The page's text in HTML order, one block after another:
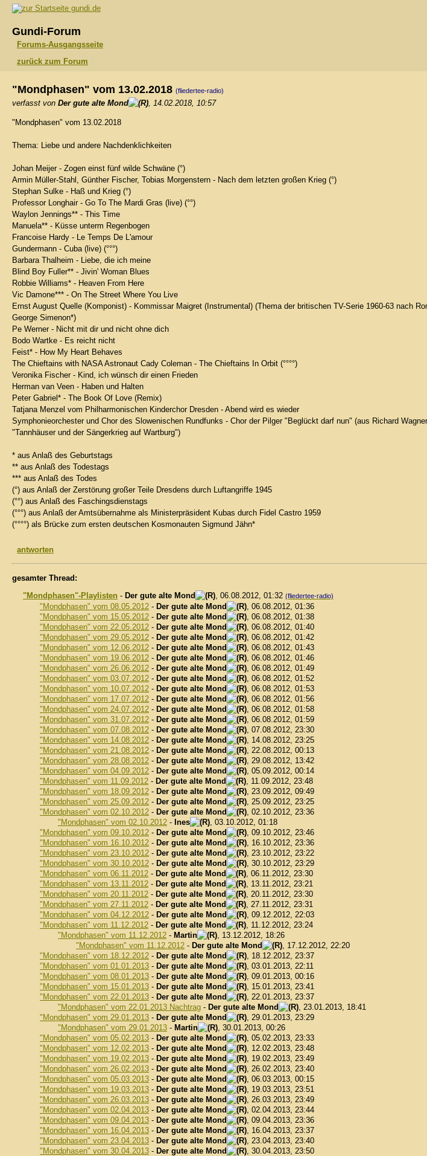
gundi.de
Gundi-Forum
Forums-Ausgangsseite
zurück zum Forum
"Mondphasen" vom 13.02.2018 (fliedertee-radio)
verfasst von Der gute alte Mond , 14.02.2018, 10:57
"Mondphasen" vom 13.02.2018
Thema: Liebe und andere Nachdenklichkeiten
Johan Meijer - Zogen einst fünf wilde Schwäne (°)
Armin Müller-Stahl, Günther Fischer, Tobias Morgenstern - Nach dem letzten großen Krieg (°)
Stephan Sulke - Haß und Krieg (°)
Professor Longhair - Go To The Mardi Gras (live) (°°)
Waylon Jennings** - This Time
Manuela** - Küsse unterm Regenbogen
Francoise Hardy - Le Temps De L'amour
Gundermann - Cuba (live) (°°°)
Barbara Thalheim - Liebe, die ich meine
Blind Boy Fuller** - Jivin' Woman Blues
Robbie Williams* - Heaven From Here
Vic Damone*** - On The Street Where You Live
Ernst August Quelle (Komponist) - Kommissar Maigret (Instrumental) (Thema der britischen TV-Serie 1960-63 nach
George Simenon*)
Pe Werner - Nicht mit dir und nicht ohne dich
Bodo Wartke - Es reicht nicht
Feist* - How My Heart Behaves
The Chieftains with NASA Astronaut Cady Coleman - The Chieftains In Orbit (°°°°)
Veronika Fischer - Kind, ich wünsch dir einen Frieden
Herman van Veen - Haben und Halten
Peter Gabriel* - The Book Of Love (Remix)
Tatjana Menzel vom Philharmonischen Kinderchor Dresden - Abend wird es wieder
Symphonieorchester und Chor des Slowenischen Rundfunks - Chor der Pilger "Beglückt darf nun" (aus Richard
"Tannhäuser und der Sängerkrieg auf Wartburg")
* aus Anlaß des Geburtstags
** aus Anlaß des Todestags
*** aus Anlaß des Todes
(°) aus Anlaß der Zerstörung großer Teile Dresdens durch Luftangriffe 1945
(°°) aus Anlaß des Faschingsdienstags
(°°°) aus Anlaß der Amtsübernahme als Ministerpräsident Kubas durch Fidel Castro 1959
(°°°°) als Brücke zum ersten deutschen Kosmonauten Sigmund Jähn*
antworten
gesamter Thread:
"Mondphasen"-Playlisten - Der gute alte Mond , 06.08.2012, 01:32 (fliedertee-radio)
"Mondphasen" vom 08.05.2012 - Der gute alte Mond
, 06.08.2012, 01:36
"Mondphasen" vom 15.05.2012 - Der gute alte Mond
, 06.08.2012, 01:38
"Mondphasen" vom 22.05.2012 - Der gute alte Mond
, 06.08.2012, 01:40
"Mondphasen" vom 29.05.2012 - Der gute alte Mond
, 06.08.2012, 01:42
"Mondphasen" vom 12.06.2012 - Der gute alte Mond
, 06.08.2012, 01:43
"Mondphasen" vom 19.06.2012 - Der gute alte Mond
, 06.08.2012, 01:46
"Mondphasen" vom 26.06.2012 - Der gute alte Mond
, 06.08.2012, 01:49
"Mondphasen" vom 03.07.2012 - Der gute alte Mond
, 06.08.2012, 01:52
"Mondphasen" vom 10.07.2012 - Der gute alte Mond
, 06.08.2012, 01:53
"Mondphasen" vom 17.07.2012 - Der gute alte Mond
, 06.08.2012, 01:56
"Mondphasen" vom 24.07.2012 - Der gute alte Mond
, 06.08.2012, 01:58
"Mondphasen" vom 31.07.2012 - Der gute alte Mond
, 06.08.2012, 01:59
"Mondphasen" vom 07.08.2012 - Der gute alte Mond
, 07.08.2012, 23:30
"Mondphasen" vom 14.08.2012 - Der gute alte Mond
, 14.08.2012, 23:25
"Mondphasen" vom 21.08.2012 - Der gute alte Mond
, 22.08.2012, 00:13
"Mondphasen" vom 28.08.2012 - Der gute alte Mond
, 29.08.2012, 13:42
"Mondphasen" vom 04.09.2012 - Der gute alte Mond
, 05.09.2012, 00:14
"Mondphasen" vom 11.09.2012 - Der gute alte Mond
, 11.09.2012, 23:48
"Mondphasen" vom 18.09.2012 - Der gute alte Mond
, 23.09.2012, 09:49
"Mondphasen" vom 25.09.2012 - Der gute alte Mond
, 25.09.2012, 23:25
"Mondphasen" vom 02.10.2012 - Der gute alte Mond
, 02.10.2012, 23:36
"Mondphasen" vom 02.10.2012 - Ines
, 03.10.2012, 01:18
"Mondphasen" vom 09.10.2012 - Der gute alte Mond
, 09.10.2012, 23:46
"Mondphasen" vom 16.10.2012 - Der gute alte Mond
, 16.10.2012, 23:36
"Mondphasen" vom 23.10.2012 - Der gute alte Mond
, 23.10.2012, 23:22
"Mondphasen" vom 30.10.2012 - Der gute alte Mond
, 30.10.2012, 23:29
"Mondphasen" vom 06.11.2012 - Der gute alte Mond
, 06.11.2012, 23:30
"Mondphasen" vom 13.11.2012 - Der gute alte Mond
, 13.11.2012, 23:21
"Mondphasen" vom 20.11.2012 - Der gute alte Mond
, 20.11.2012, 23:30
"Mondphasen" vom 27.11.2012 - Der gute alte Mond
, 27.11.2012, 23:31
"Mondphasen" vom 04.12.2012 - Der gute alte Mond
, 09.12.2012, 22:03
"Mondphasen" vom 11.12.2012 - Der gute alte Mond
, 11.12.2012, 23:24
"Mondphasen" vom 11.12.2012 - Martin
, 13.12.2012, 18:26
"Mondphasen" vom 11.12.2012 - Der gute alte Mond
, 17.12.2012, 22:20
"Mondphasen" vom 18.12.2012 - Der gute alte Mond
, 18.12.2012, 23:37
"Mondphasen" vom 01.01.2013 - Der gute alte Mond
, 03.01.2013, 22:11
"Mondphasen" vom 08.01.2013 - Der gute alte Mond
, 09.01.2013, 00:16
"Mondphasen" vom 15.01.2013 - Der gute alte Mond
, 15.01.2013, 23:41
"Mondphasen" vom 22.01.2013 - Der gute alte Mond
, 22.01.2013, 23:37
"Mondphasen" vom 22.01.2013 Nachtrag - Der gute alte Mond
, 23.01.2013, 18:41
"Mondphasen" vom 29.01.2013 - Der gute alte Mond
, 29.01.2013, 23:29
"Mondphasen" vom 29.01.2013 - Martin
, 30.01.2013, 00:26
"Mondphasen" vom 05.02.2013 - Der gute alte Mond
, 05.02.2013, 23:33
"Mondphasen" vom 12.02.2013 - Der gute alte Mond
, 12.02.2013, 23:48
"Mondphasen" vom 19.02.2013 - Der gute alte Mond
, 19.02.2013, 23:49
"Mondphasen" vom 26.02.2013 - Der gute alte Mond
, 26.02.2013, 23:40
"Mondphasen" vom 05.03.2013 - Der gute alte Mond
, 06.03.2013, 00:15
"Mondphasen" vom 19.03.2013 - Der gute alte Mond
, 19.03.2013, 23:51
"Mondphasen" vom 26.03.2013 - Der gute alte Mond
, 26.03.2013, 23:49
"Mondphasen" vom 02.04.2013 - Der gute alte Mond
, 02.04.2013, 23:44
"Mondphasen" vom 09.04.2013 - Der gute alte Mond
, 09.04.2013, 23:36
"Mondphasen" vom 16.04.2013 - Der gute alte Mond
, 16.04.2013, 23:37
"Mondphasen" vom 23.04.2013 - Der gute alte Mond
, 23.04.2013, 23:40
"Mondphasen" vom 30.04.2013 - Der gute alte Mond
, 30.04.2013, 23:50